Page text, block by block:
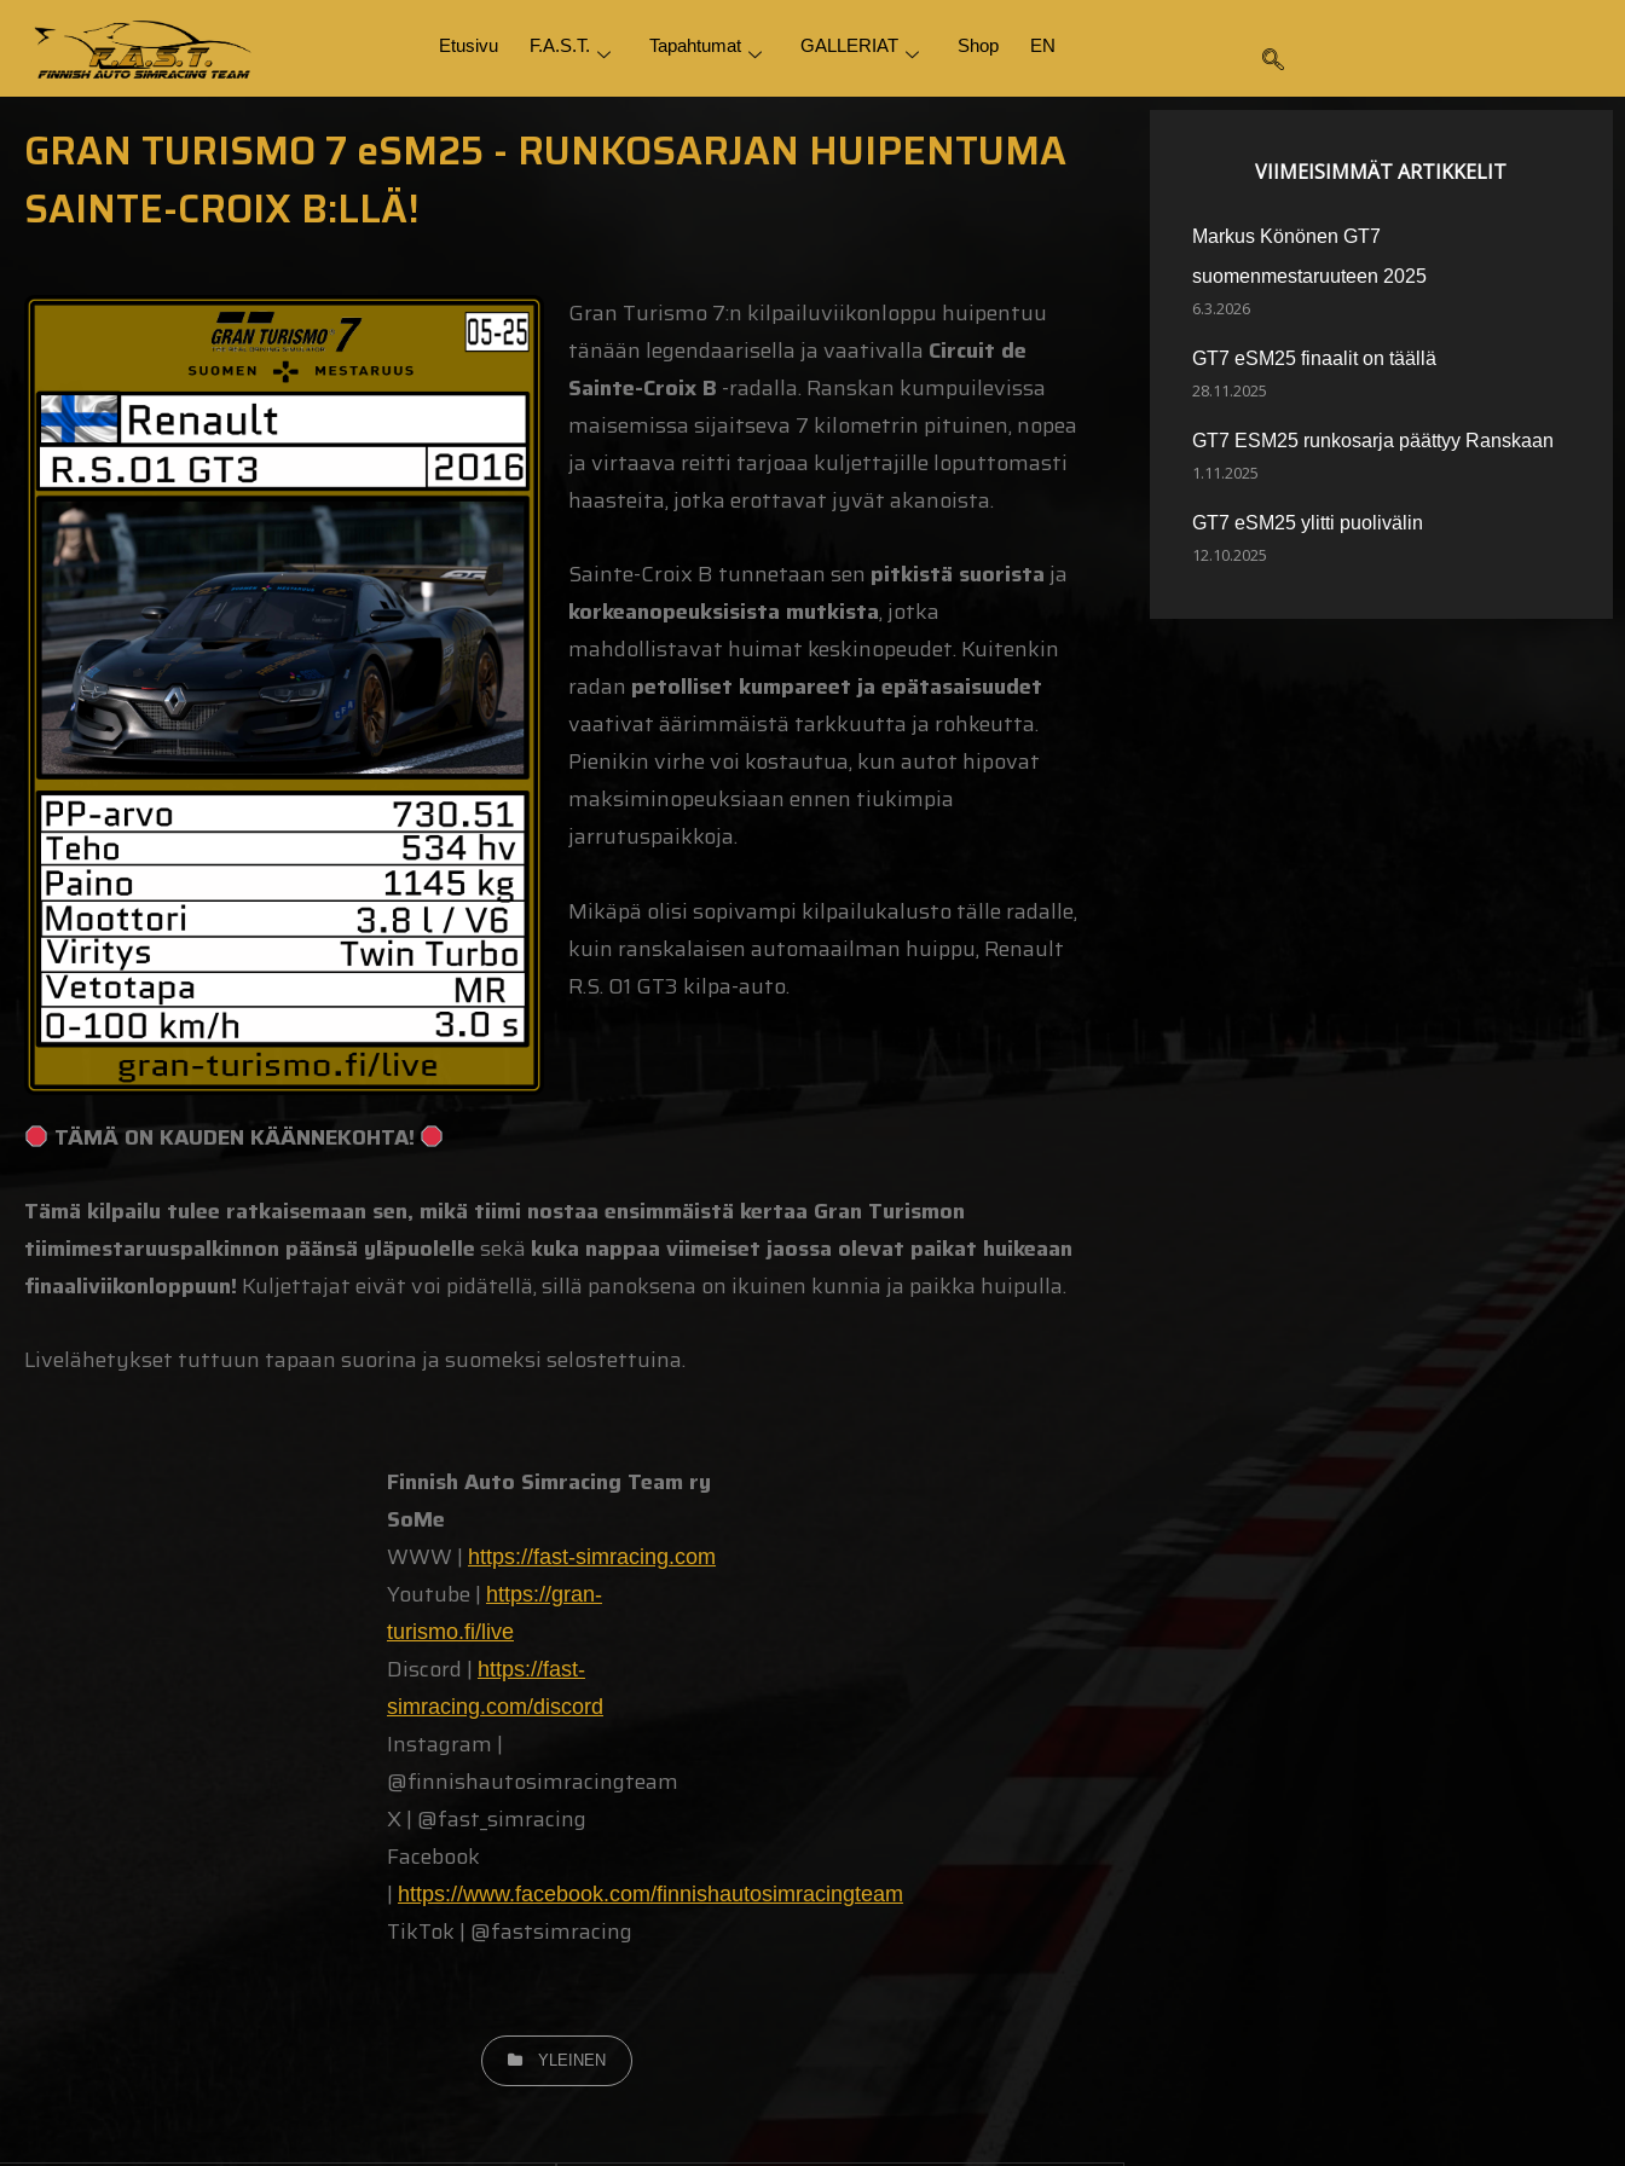
Etusivu F.A.S.T. Tapahtumat GALLERIAT Shop EN
GRAN TURISMO 7 eSM25 - RUNKOSARJAN HUIPENTUMA
SAINTE-CROIX B:LLÄ!
Gran Turismo 7:n kilpailuviikonloppu huipentuu
tänään legendaarisella ja vaativalla Circuit de
Sainte-Croix B -radalla. Ranskan kumpuilevissa
maisemissa sijaitseva 7 kilometrin pituinen, nopea
ja virtaava reitti tarjoaa kuljettajille loputtomasti
haasteita, jotka erottavat jyvät akanoista.
Sainte-Croix B tunnetaan sen pitkistä suorista ja
korkeanopeuksisista mutkista, jotka
mahdollistavat huimat keskinopeudet. Kuitenkin
radan petolliset kumpareet ja epätasaisuudet
vaativat äärimmäistä tarkkuutta ja rohkeutta.
Pienikin virhe voi kostautua, kun autot hipovat
maksiminopeuksiaan ennen tiukimpia
jarrutuspaikkoja.
Mikäpä olisi sopivampi kilpailukalusto tälle radalle,
kuin ranskalaisen automaailman huippu, Renault
R.S. 01 GT3 kilpa-auto.
TÄMÄ ON KAUDEN KÄÄNNEKOHTA!
Tämä kilpailu tulee ratkaisemaan sen, mikä tiimi nostaa ensimmäistä kertaa Gran Turismon
tiimimestaruuspalkinnon päänsä yläpuolellesekä kuka nappaa viimeiset jaossa olevat paikat huikeaan
finaaliviikonloppuun! Kuljettajat eivät voi pidätellä, sillä panoksena on ikuinen kunnia ja paikka huipulla.
Livelähetykset tuttuun tapaan suorina ja suomeksi selostettuina.
Finnish Auto Simracing Team ry
SoMe
WWW | https://fast-simracing.com
Youtube | https://gran-
turismo.fi/live
Discord | https://fast-
simracing.com/discord
Instagram |
@finnishautosimracingteam
X | @fast_simracing
Facebook
| https://www.facebook.com/finnishautosimracingteam
TikTok | @fastsimracing
YLEINEN
VIIMEISIMMÄT ARTIKKELIT
Markus Könönen GT7
suomenmestaruuteen 2025
6.3.2026
GT7 eSM25 finaalit on täällä
28.11.2025
GT7 ESM25 runkosarja päättyy Ranskaan
1.11.2025
GT7 eSM25 ylitti puolivälin
12.10.2025